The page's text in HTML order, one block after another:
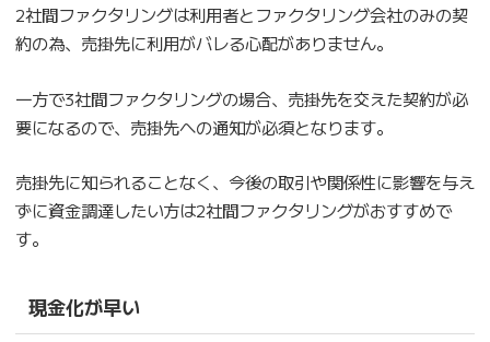
2社間ファクタリングは利用者とファクタリング会社のみの契
約の為、売掛先に利用がバレる心配がありません。
一方で3社間ファクタリングの場合、売掛先を交えた契約が必
要になるので、売掛先への通知が必須となります。
売掛先に知られることなく、今後の取引や関係性に影響を与え
ずに資金調達したい方は2社間ファクタリングがおすすめで
す。
現金化が早い